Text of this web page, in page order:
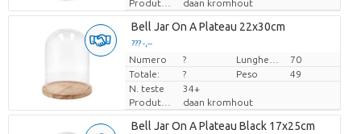
Produttore
daan kromhout
Bell Jar On A Plateau 22x30cm
??? -,--
Prezzo x uno
Numero ?
70
Totale:
? Peso
49
N. teste
34+
Produttore
daan kromhout
Bell Jar On A Plateau Black 17x25cm